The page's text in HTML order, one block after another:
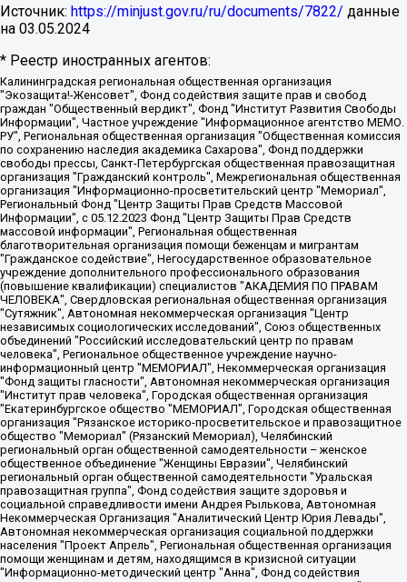
Источник: https://minjust.gov.ru/ru/documents/7822/ данные
на 03.05.2024
* Реестр иностранных агентов:
Калининградская региональная общественная организация "Экозащита!-Женсовет", Фонд содействия защите прав и свобод граждан "Общественный вердикт", Фонд "Институт Развития Свободы Информации", Частное учреждение "Информационное агентство МЕМО. РУ", Региональная общественная организация "Общественная комиссия по сохранению наследия академика Сахарова", Фонд поддержки свободы прессы, Санкт-Петербургская общественная правозащитная организация "Гражданский контроль", Межрегиональная общественная организация "Информационно-просветительский центр "Мемориал", Региональный Фонд "Центр Защиты Прав Средств Массовой Информации", с 05.12.2023 Фонд "Центр Защиты Прав Средств массовой информации", Региональная общественная благотворительная организация помощи беженцам и мигрантам "Гражданское содействие", Негосударственное образовательное учреждение дополнительного профессионального образования (повышение квалификации) специалистов "АКАДЕМИЯ ПО ПРАВАМ ЧЕЛОВЕКА", Свердловская региональная общественная организация "Сутяжник", Автономная некоммерческая организация "Центр независимых социологических исследований", Союз общественных объединений "Российский исследовательский центр по правам человека", Региональное общественное учреждение научно-информационный центр "МЕМОРИАЛ", Некоммерческая организация "Фонд защиты гласности", Автономная некоммерческая организация "Институт прав человека", Городская общественная организация "Екатеринбургское общество "МЕМОРИАЛ", Городская общественная организация "Рязанское историко-просветительское и правозащитное общество "Мемориал" (Рязанский Мемориал), Челябинский региональный орган общественной самодеятельности – женское общественное объединение "Женщины Евразии", Челябинский региональный орган общественной самодеятельности "Уральская правозащитная группа", Фонд содействия защите здоровья и социальной справедливости имени Андрея Рылькова, Автономная Некоммерческая Организация "Аналитический Центр Юрия Левады", Автономная некоммерческая организация социальной поддержки населения "Проект Апрель", Региональная общественная организация помощи женщинам и детям, находящимся в кризисной ситуации "Информационно-методический центр "Анна", Фонд содействия развитию массовых коммуникаций и правовому просвещению "Так-так-Так", Фонд содействия устойчивому развитию "Серебряная тайга", Свердловский региональный общественный фонд социальных проектов "Новое время", "Idel.Реалии", Кавказ.Реалии, Крым.Реалии, Телеканал Настоящее Время, Татаро-башкирская служба Радио Свобода (Azatliq Radiosi), Радио Свободная Европа/Радио Свобода (PCE/PC), "Сибирь.Реалии", "Фактограф", Благотворительный фонд помощи осужденным и их семьям, Автономная некоммерческая организация "Институт глобализации и социальных движений", Фонд "В защиту прав заключенных", Частное учреждение "Центр поддержки и содействия развитию средств массовой информации", Пензенский региональный общественный благотворительный фонд "Гражданский союз", "Север.Реалии", Некоммерческая организация Фонд "Правовая инициатива", Общество с ограниченной ответственностью "Радио Свободная Европа/Радио Свобода", Чешское информационное агентство "MEDIUM-ORIENT", Красноярская региональная общественная организация "Мы против СПИДа", Камалягин Денис Николаевич, Маркелов Сергей Евгеньевич, Пономарев Лев Александрович, Савицкая Людмила Алексеевна, Автономная некоммерческая организация "Центр по работе с проблемой насилия "НАСИЛИЮ.НЕТ", Межрегиональный профессиональный союз работников здравоохранения "Альянс врачей", Юридическое лицо, зарегистрированное в Латвийской Республике, SIA "Medusa Project" (регистрационный номер 40103797863, дата регистрации 10.06.2014), Некоммерческая организация "Фонд по борьбе с коррупцией", Автономная некоммерческая организация "Институт права и публичной политики", Баданин Роман Сергеевич, Гликин Максим Александрович, Железнова Мария Михайловна, Лукьянова Юлия Сергеевна, Маетная Елизавета Витальевна, Маняхин Петр Борисович, Чуракова Ольга Владимировна, Ярош Юлия Петровна, Юридическое лицо "The Insider SIA", зарегистрированное в Риге, Латвийская Республика (дата регистрации 26.06.2015), являющееся администратором доменного имени интернет-издания "The Insider SIA", https://theins.ru, Постернак Алексей Евгеньевич, Рубин Михаил Аркадьевич, Анин Роман Александрович, Юридическое лицо Istories fonds, зарегистрированное в Латвийской Республике (регистрационный номер 50008295751, дата регистрации 24.02.2020), Великовский Дмитрий Александрович, Долинина Ирина Николаевна, Мароховская Алеся Алексеевна, Шлейнов Роман Юрьевич, Шмагун Олеся Валентиновна, Общество с ограниченной ответственностью "Альтаир 2021", Общество с ограниченной ответственностью "Вега 2021", Общество с ограниченной ответственностью "Главный редактор 2021", Общество с ограниченной ответственностью "Ромашки монолит", Важенков Артем Валерьевич, Ивановская областная общественная организация "Центр гендерных исследований", Гурман Юрий Альбертович, Медиапроект "ОВД-Инфо", Егоров Владимир Владимирович, Жилинский Владимир Александрович, Общество с ограниченной ответственностью "ЗП", Иванова София Юрьевна, Карезина Инна Павловна, Кильтау Екатерина Викторовна, Петров Алексей Викторович, Пискунов Сергей Евгеньевич, Смирнов Сергей Сергеевич, Тихонов Михаил Сергеевич, Общество с ограниченной ответственностью "ЖУРНАЛИСТ-ИНОСТРАННЫЙ АГЕНТ", Арапова Галина Юрьевна, Вольтская Татьяна Анатольевна, Американская компания "Mason G.E.S. Anonymous Foundation" (США), являющаяся владельцем интернет-издания https://mnews.world/, Компания "Stichting Bellingcat", зарегистрированная в Нидерландах (дата регистрации 11.07.2018), Захаров Андрей Вячеславович, Клепиковская Екатерина Дмитриевна, Общество с ограниченной ответственностью "МЕМО", Перл Роман Александрович, Симонов Евгений Алексеевич, Соловьева Елена Анатольевна, Сотников Даниил Владимирович, Сурначева Елизавета Дмитриевна, Автономная некоммерческая организация по защите прав человека и информированию населения "Якутия – Наше Мнение", Общество с ограниченной ответственностью "Москоу диджитал медиа", с 26.01.2023 Общество с ограниченной ответственностью "Чайка Белые сады", Ветошкина Валерия Валерьевна, Заговора Максим Александрович, Межрегиональное общественное движение "Российская ЛГБТ - сеть", Оленичев Максим Владимирович, Павлов Иван Юрьевич, Скворцова Елена Сергеевна, Общество с ограниченной ответственностью "Как бы инагент", Кочетков Игорь Викторович, Общество с ограниченной ответственностью "Честные выборы", Еланчик Олег Александрович, Общество с ограниченной ответственностью "Нобелевский призыв", Гималова Регина Эмилевна, Григорьев Андрей Валерьевич, Григорьева Алина Александровна, Ассоциация по содействию защите прав призывников, альтернативнослужащих и военнослужащих "Правозащитная группа "Гражданин.Армия.Право", Хисамова Регина Фаритовна, Автономная некоммерческая организация по реализации социально-правовых программ "Лилит", Дальневосточное общественное движение "Маяк", Санкт-Петербургская ЛГБТ-инициативная группа "Выход", Инициативная группа ЛГБТ+ "Реверс", Алексеев Андрей Викторович, Бекбулатова Таисия Львовна, Беляев Иван Михайлович, Владыкина Елена Сергеевна, Гельман Марат Александрович, Никульшина Вероника Юрьевна, Толоконникова Надежда Андреевна, Шендерович Виктор Анатольевич, Общество с ограниченной ответственностью "Данное сообщение", Общество с ограниченной ответственностью Издательский дом "Новая глава", Айнбиндер Александра Александровна, Московский комьюнити-центр для ЛГБТ+инициатив, Благотворительный фонд развития филантропии, Deutsche Welle (Германия, Kurt-Schumacher-Strasse 3, 53113 Bonn), Борзунова Мария Михайловна, Воробьев Виктор Викторович, Голубева Анна Львовна, Константинова Алла Михайловна, Малкова Ирина Владимировна, Мурадов Мурад Абдулгалимович, Осетинская Елизавета Николаевна, Понасенков Евгений Николаевич, Ганапольский Матвей Юрьевич, Киселев Евгений Алексеевич, Борухович Ирина Григорьевна, Дремин Иван Тимофеевич, Дубровский Дмитрий Викторович, Красноярская региональная общественная организация поддержки и развития альтернативных образовательных технологий и межкультурных коммуникаций "ИНТЕРРА", Маяковская Екатерина Алексеевна, Фейгин Марк Захарович, Филимонов Андрей Викторович, Дзугкоева Регина Николаевна, Доброхотов Роман Александрович, Дудь Юрий Александрович, Елкин Сергей Владимирович, Кругликов Кирилл Игоревич, Сабунаева Мария Леонидовна, Семенов Алексей Владимирович, Шаинян Карен Багратович, Шульман Екатерина Михайловна, Асафьев Артур Валерьевич, Вахштайн Виктор Семенович, Венедиктов Алексей Алексеевич, Лушникова Екатерина Евгеньевна, Волков Леонид Михайлович, Невзоров Александр Глебович, Пархоменко Сергей Борисович, Сироткин Ярослав Николаевич, Кара-Мурза Владимир Владимирович, Баранова Наталья Владимировна, Гозман Леонид Яковлевич, Кагарлицкий Борис Юльевич, Климарев Михаил Валерьевич, Милов Владимир Станиславович, Автономная некоммерческая организация Краснодарский центр современного искусства "Типография", Моргенштерн Алишер Тагирович, Соболь Любовь Эдуардовна, Общество с ограниченной ответственностью "ЛИЗА НОРМ", Каспаров Гарри Кимович, Ходорковский Михаил Борисович, Общество с ограниченной ответственностью "Апрельские тезисы", Данилович Ирина Брониславовна, Кашин Олег Владимирович, Петров Николай Владимирович, Пивоваров Алексей Владимирович, Соколов Михаил Владимирович, Цветкова Юлия Владимировна, Чичваркин Евгений Александрович, Комитет против пыток/Команда против пыток, Общество с ограниченной ответственностью "Первый научный", Общество с ограниченной ответственностью "Вертолет и ко", Белоцерковская Вероника Борисовна, Кац Максим Евгеньевич, Лазарева Татьяна Юрьевна, Шаведдинов Руслан Табризович, Яшин Илья Валерьевич, Общество с ограниченной ответственностью "Иноагент ААВ", Алешковский Дмитрий Петрович, Альбац Евгения Марковна, Быков Дмитрий Львович, Галямина Юлия Евгеньевна, Лойко Сергей Леонидович, Мартынов Кирилл Константинович, Медведев Сергей Александрович, Крашенинников Федор Геннадиевич, Гордеева Катерина Вл